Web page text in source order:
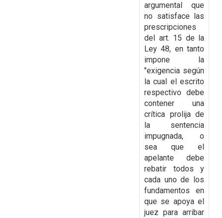
argumental que
no satisface las
prescripciones
del art. 15 de la
Ley 48, en tanto
impone la
"exigencia según
la cual el escrito
respectivo debe
contener una
crítica prolija de
la sentencia
impugnada, o
sea que el
apelante debe
rebatir todos y
cada uno de los
fundamentos en
que se apoya el
juez para arribar